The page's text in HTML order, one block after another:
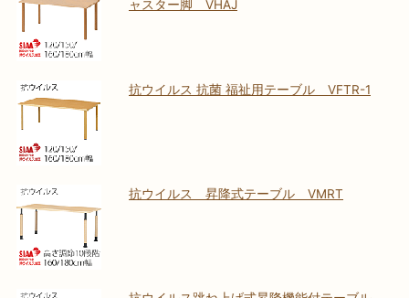
ャスター脚 VHAJ
抗ウイルス 抗菌 福祉用テーブル VFTR-1
抗ウイルス 昇降式テーブル VMRT